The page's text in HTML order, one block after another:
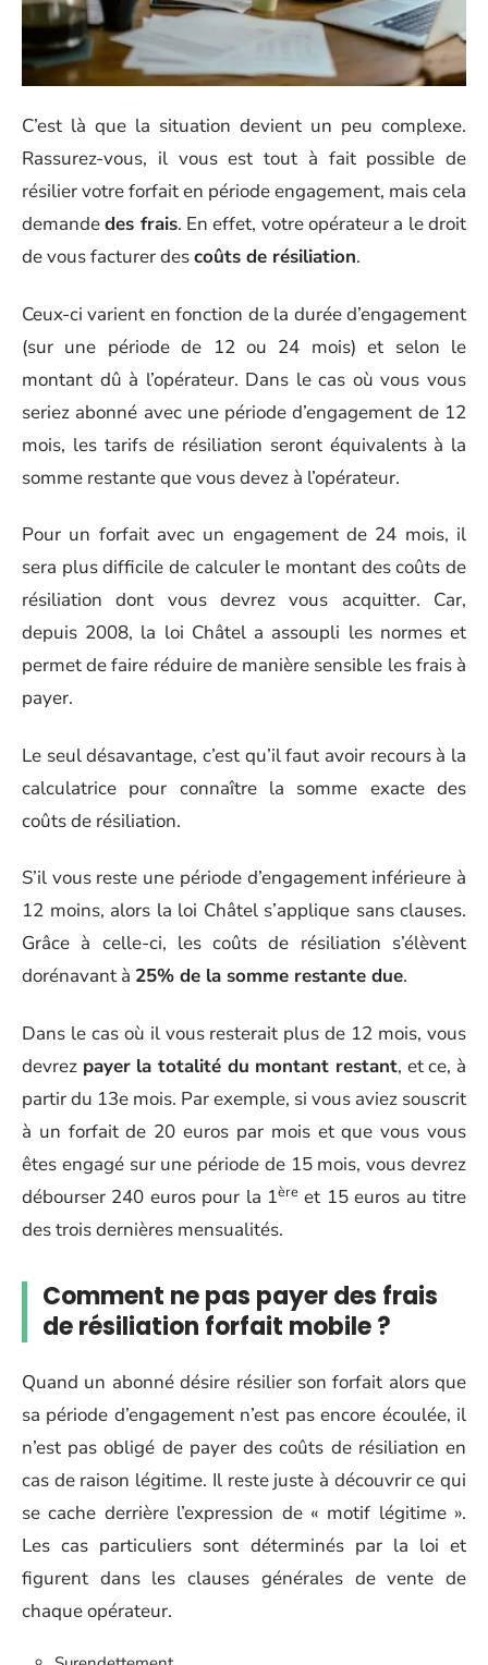
C’est là que la situation devient un peu complexe.
Rassurez-vous, il vous est tout à fait possible de
résilier votre forfait en période engagement, mais cela
demandedes frais. En effet, votre opérateur a le droit
de vous facturer descoûts de résiliation.
Ceux-ci varient en fonction de la durée d’engagement
(sur une période de 12 ou 24 mois) et selon le
montant dû à l’opérateur. Dans le cas où vous vous
seriez abonné avec une période d’engagement de 12
mois, les tarifs de résiliation seront équivalents à la
somme restante que vous devez à l’opérateur.
Pour un forfait avec un engagement de 24 mois, il
sera plus difficile de calculer le montant des coûts de
résiliation dont vous devrez vous acquitter. Car,
depuis 2008, la loi Châtel a assoupli les normes et
permet de faire réduire de manière sensible les frais à
payer.
Le seul désavantage, c’est qu’il faut avoir recours à la
calculatrice pour connaître la somme exacte des
coûts de résiliation.
S’il vous reste une période d’engagement inférieure à
12 moins, alors la loi Châtel s’applique sans clauses.
Grâce à celle-ci, les coûts de résiliation s’élèvent
dorénavant à 25% de la somme restante due.
Dans le cas où il vous resterait plus de 12 mois, vous
devrez payer la totalité du montant restant, et ce, à
partir du 13e mois. Par exemple, si vous aviez souscrit
à un forfait de 20 euros par mois et que vous vous
êtes engagé sur une période de 15 mois, vous devrez
débourser 240 euros pour la 1ère et 15 euros au titre
des trois dernières mensualités.
Comment ne pas payer des frais
de résiliation forfait mobile ?
Quand un abonné désire résilier son forfait alors que
sa période d’engagement n’est pas encore écoulée, il
n’est pas obligé de payer des coûts de résiliation en
cas de raison légitime. Il reste juste à découvrir ce qui
se cache derrière l’expression de « motif légitime ».
Les cas particuliers sont déterminés par la loi et
figurent dans les clauses générales de vente de
chaque opérateur.